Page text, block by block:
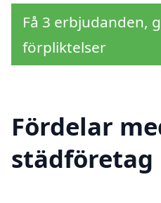
Få 3 erbjudanden,
förpliktelser
Fördelar
städföretag